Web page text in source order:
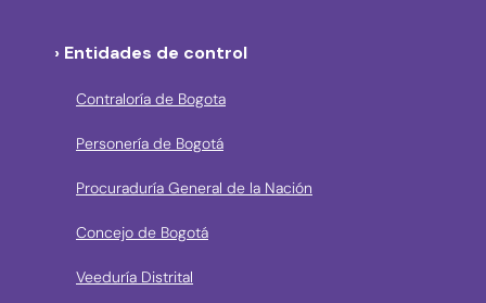
› Entidades de control
Contraloría de Bogota
Personería de Bogotá
Procuraduría General de la Nación
Concejo de Bogotá
Veeduría Distrital